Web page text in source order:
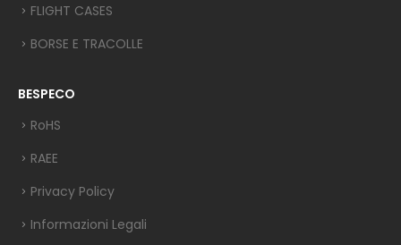
FLIGHT CASES
BORSE E TRACOLLE
BESPECO
RoHS
RAEE
Privacy Policy
Informazioni Legali